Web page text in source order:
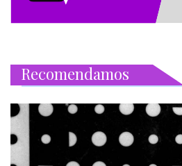
Recomendamos